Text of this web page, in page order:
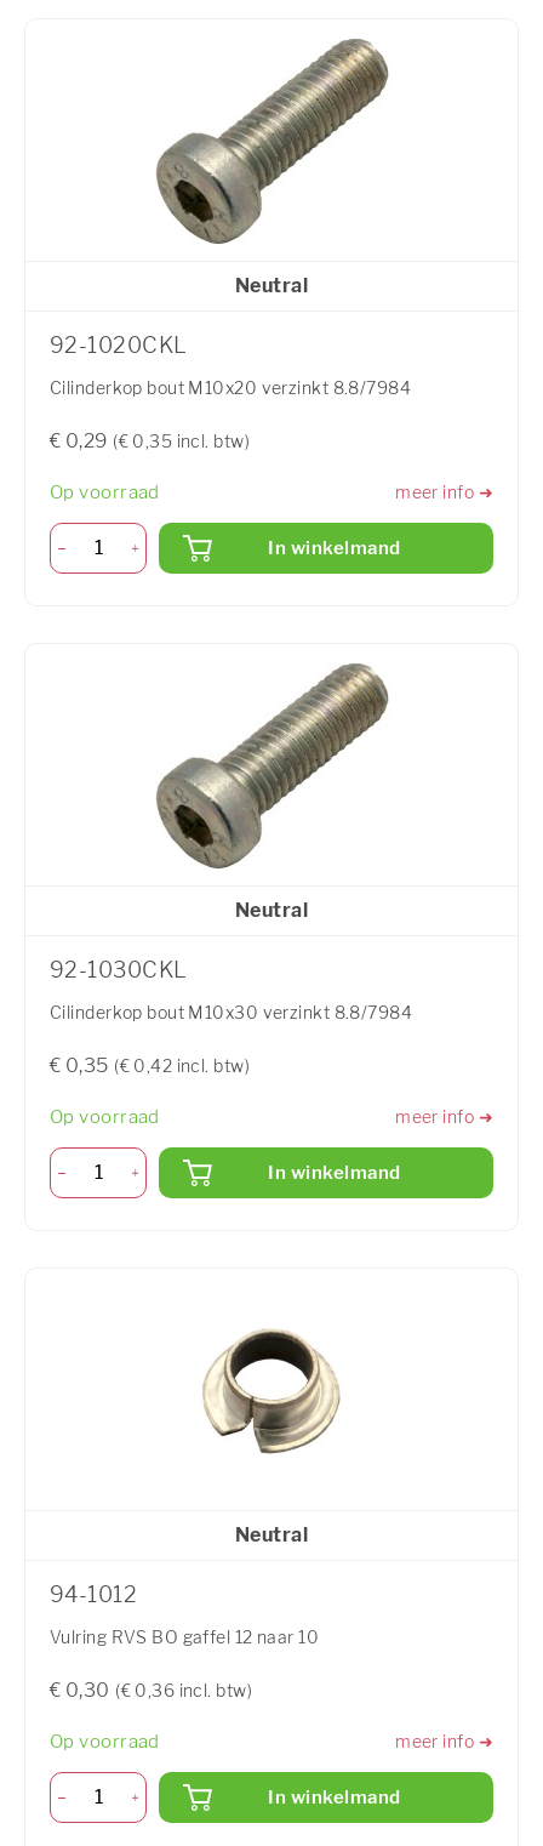
Neutral
92-1020CKL
Cilinderkop bout M10x20 verzinkt 8.8/7984
€ 0,29 (€ 0,35 incl. btw)
Op voorraad meer info ➜
In winkelmand
Neutral
92-1030CKL
Cilinderkop bout M10x30 verzinkt 8.8/7984
€ 0,35 (€ 0,42 incl. btw)
Op voorraad meer info ➜
In winkelmand
Neutral
94-1012
Vulring RVS BO gaffel 12 naar 10
€ 0,30 (€ 0,36 incl. btw)
Op voorraad meer info ➜
In winkelmand